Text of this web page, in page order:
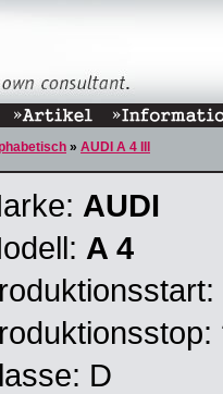
» AUDI A 4 III
AUDI
A 4
D